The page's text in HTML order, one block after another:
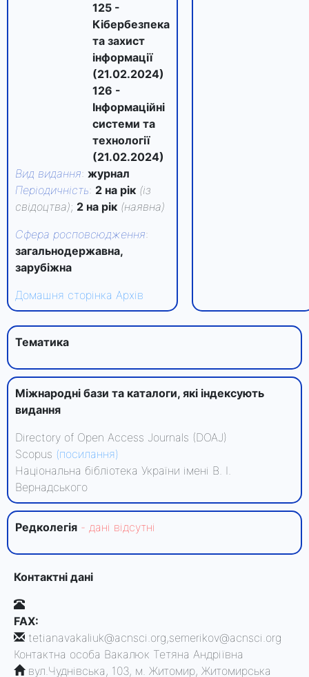
125 -
Кібербезпека
та захист
інформації
(21.02.2024)
126 -
Інформаційні
системи та
технології
(21.02.2024)
Вид видання: журнал
Періодичність: 2 на рік (із
свідоцтва); 2 на рік (наявна)
Сфера росповсюдження:
загальнодержавна,
зарубіжна
Домашня сторінка Архів
Тематика
Міжнародні бази та каталоги, які індексують
видання
Directory of Open Access Journals (DOAJ)
Scopus (посилання)
Національна бібліотека України імені В. І.
Вернадського
Редколегiя - данi вiдсутнi
Контактні дані
FAX:
tetianavakaliuk@acnsci.org,semerikov@acnsci.org
Контактна особа Вакалюк Тетяна Андріївна
вул.Чуднівська, 103, м. Житомир, Житомирська